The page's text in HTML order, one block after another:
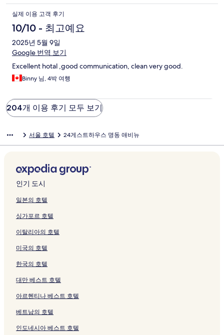
실제 이용 고객 후기
10/10 - 최고예요
2025년 5월 9일
Google 번역 보기
Excellent hotal ,good communication, clean very good.
Binny 님, 4박 여행
204개 이용 후기 모두 보기
서울 호텔 24게스트하우스 명동 애비뉴
인기 도시
일본의 호텔
싱가포르 호텔
이탈리아의 호텔
미국의 호텔
한국의 호텔
대만 베스트 호텔
아르헨티나 베스트 호텔
베트남의 호텔
인도네시아 베스트 호텔